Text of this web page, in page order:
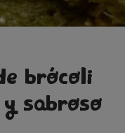
brócoli
sabroso